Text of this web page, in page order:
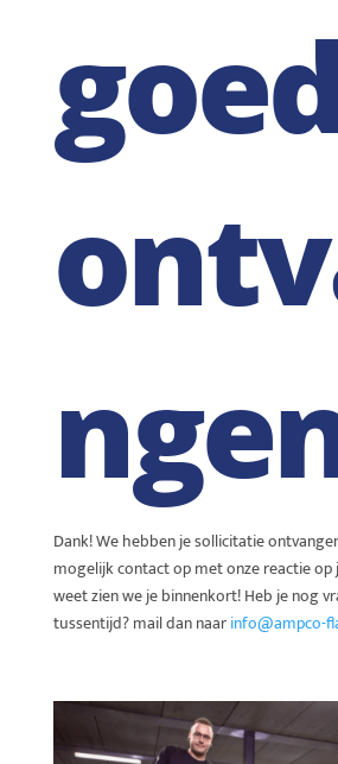
goed
Dank! We hebben je sollicitatie
mogelijk contact op met onze reactie op
weet zien we je binnenkort! Heb je nog
tussentijd? mail dan naarinfo@ampco-